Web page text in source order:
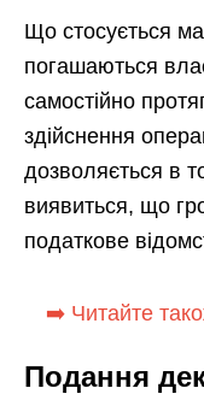
Що стосується
погашаються
самостійно
здійснення
дозволяється в
виявиться, що
податкове
➡️ Читайте
Подання